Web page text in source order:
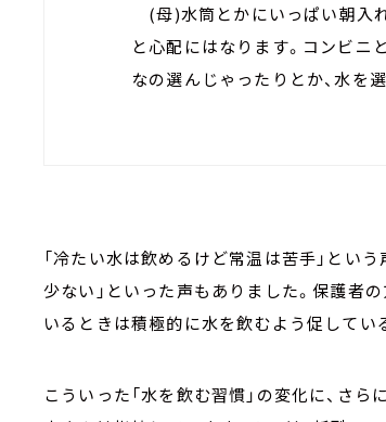
(母)水筒とかにいっぱい朝入
と心配にはなります。コンビニ
なの選んじゃったりとか、水を
「冷たい水は飲めるけど常温は苦手」とい
少ない」といった声もありました。保護者
いるときは積極的に水を飲むよう促してい
こういった「水を飲む習慣」の変化に、さ